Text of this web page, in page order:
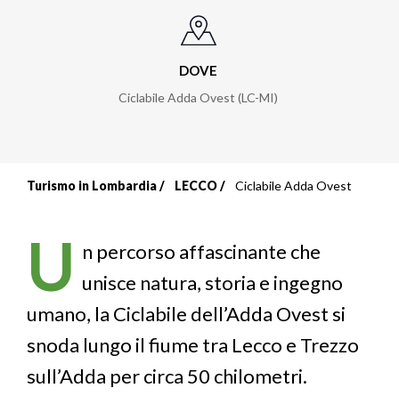
DOVE
Ciclabile Adda Ovest (LC-MI)
di
pane
Turismo in Lombardia LECCO Ciclabile Adda Ovest
U n percorso affascinante che
unisce natura, storia e ingegno
umano, la Ciclabile dell’Adda Ovest si
snoda lungo il fiume tra Lecco e Trezzo
sull’Adda per circa 50 chilometri.